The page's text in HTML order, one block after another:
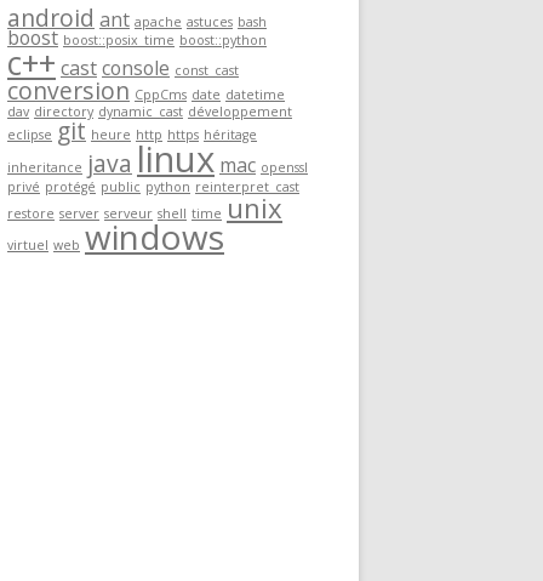
android ant apache astuces bash
boost boost::posix_time boost::python
c++ castconsole const_cast
conversion CppCms date datetime
dav directory dynamic_cast développement
eclipse git heure http https héritage
inheritance java linux mac openssl
privé protégé public python reinterpret_cast
restore server serveur shell time unix
virtuel web windows